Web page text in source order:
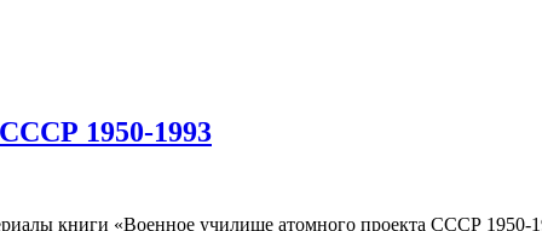
1950-1993
книги «Военное училище атомного проекта СССР 1950-